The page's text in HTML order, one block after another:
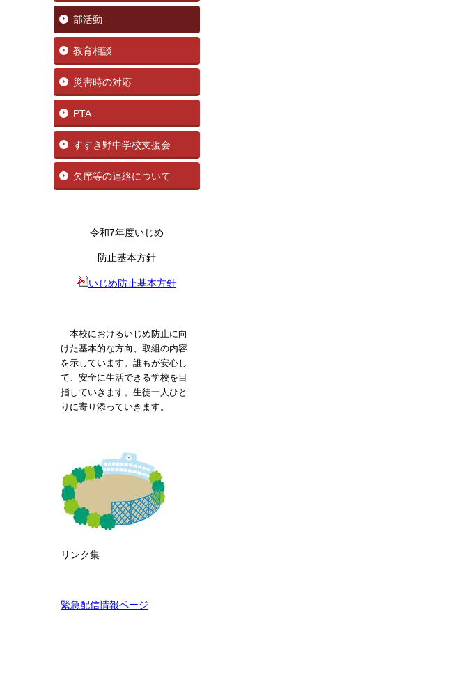
部活動
教育相談
災害時の対応
PTA
すすき野中学校支援会
欠席等の連絡について
令和7年度いじめ
防止基本方針
いじめ防止基本方針
本校におけるいじめ防止に向
けた基本的な方向、取組の内容
を示しています。誰もが安心し
て、安全に生活できる学校を目
指していきます。生徒一人ひと
りに寄り添っていきます。
リンク集
緊急配信情報ページ